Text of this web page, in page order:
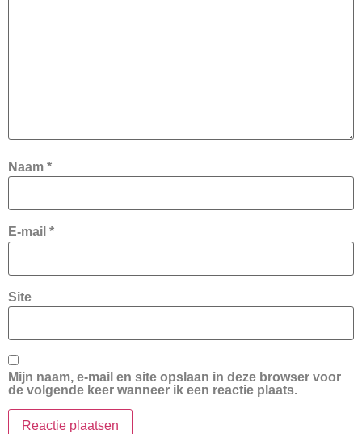
Naam *
E-mail *
Site
Mijn naam, e-mail en site opslaan in deze browser voor
de volgende keer wanneer ik een reactie plaats.